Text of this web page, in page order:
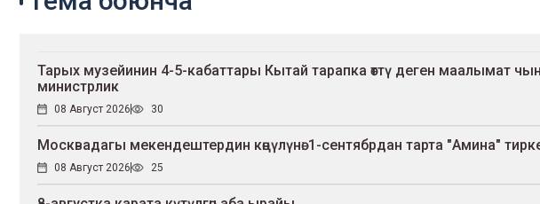
Тарых музейинин 4-5-кабаттары Кытай тарапка өттү деген маалымат
министрлик
08 Август 2026 30
Москвадагы мекендештердин көңүлүнө: 1-сентябрдан тарта "Амина"
08 Август 2026 25